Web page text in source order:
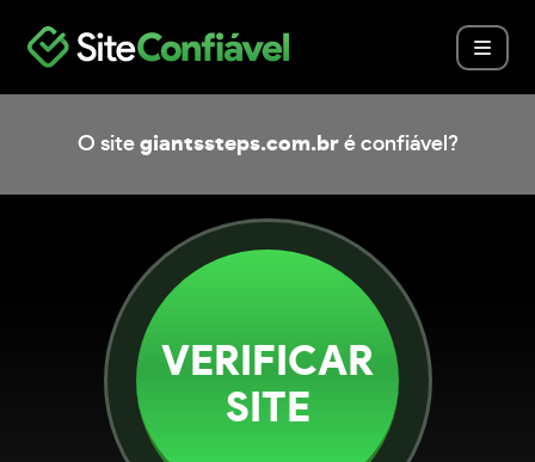
O site giantssteps.com.bré confiável?
VERIFICAR
SITE